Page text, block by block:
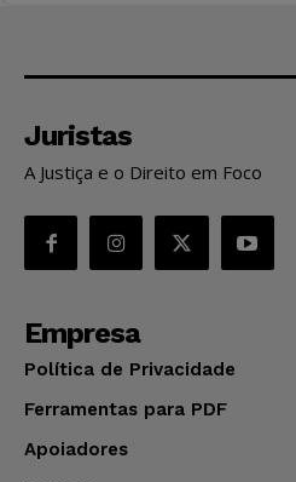
Juristas
A Justiça e o Direito em Foco
Empresa
Política de Privacidade
Ferramentas para PDF
Apoiadores